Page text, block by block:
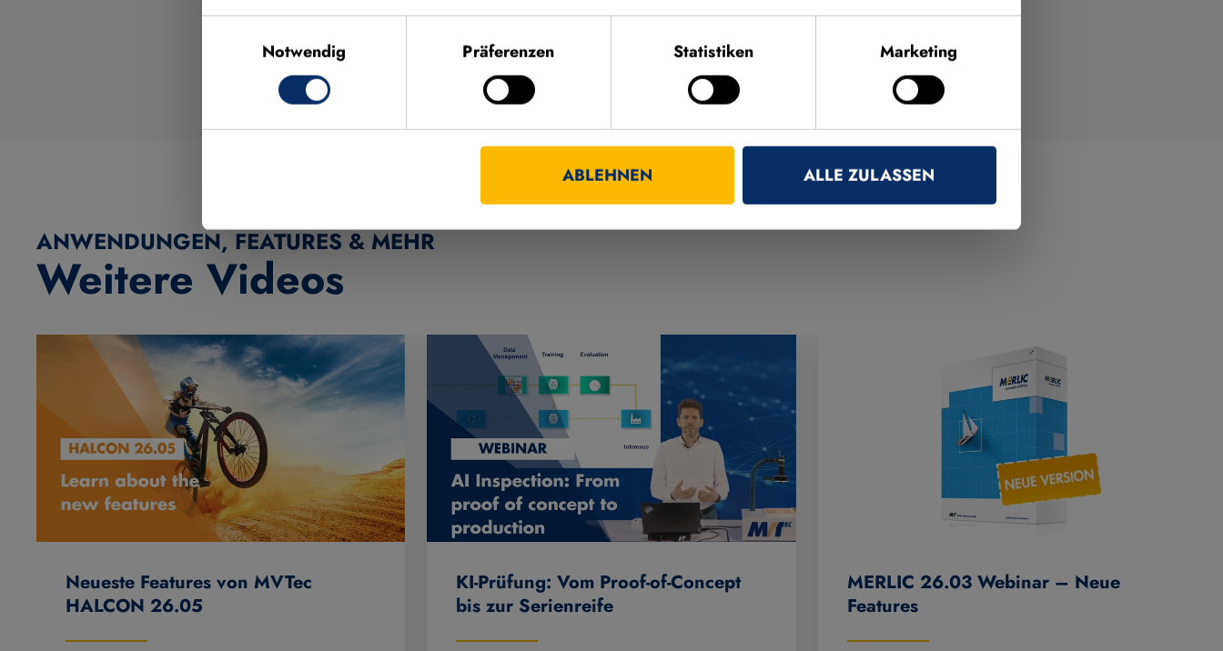
Notwendig
Präferenzen Statistiken Marketing
ABLEHNEN ALLE ZULASSEN
Video aktivieren
ANWENDUNGEN, FEATURES & MEHR
Weitere Videos
Neueste Features von MVTec
HALCON 26.05
KI-Prüfung: Vom Proof-of-Concept
bis zur Serienreife
MERLIC 26.03 Webinar – Neue
Features